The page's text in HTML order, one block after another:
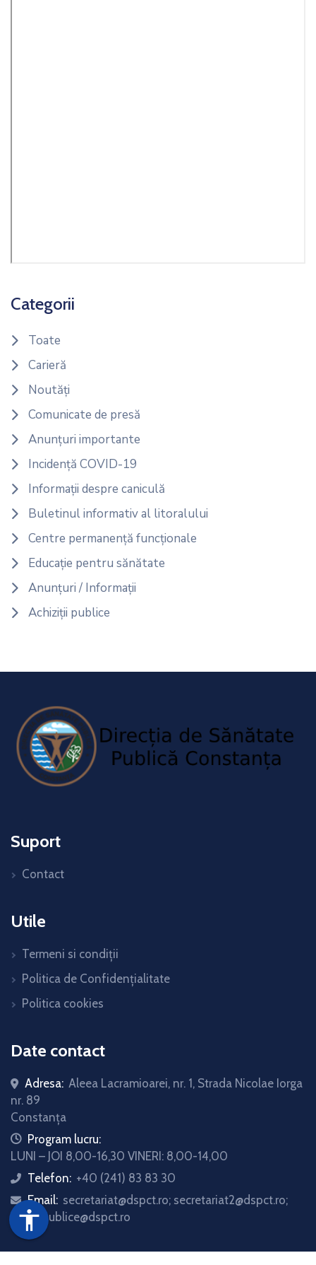
accessibility
Categorii
Toate
Carieră
Noutăți
Comunicate de presă
Anunțuri importante
Incidență COVID-19
Informații despre caniculă
Buletinul informativ al litoralului
Centre permanență funcționale
Educație pentru sănătate
Anunțuri / Informații
Achiziții publice
Suport
Contact
Utile
Termeni si condiții
Politica de Confidențialitate
Politica cookies
Date contact
Adresa: Aleea Lacramioarei, nr. 1, Strada Nicolae Iorga
nr. 89
Constanța
iconProgram lucru:
LUNI – JOI 8,00-16,30 VINERI: 8,00-14,00
icon
Telefon: +40 (241) 83 83 30
icon
Email: secretariat@dspct.ro; secretariat2@dspct.ro;
relatii.publice@dspct.ro